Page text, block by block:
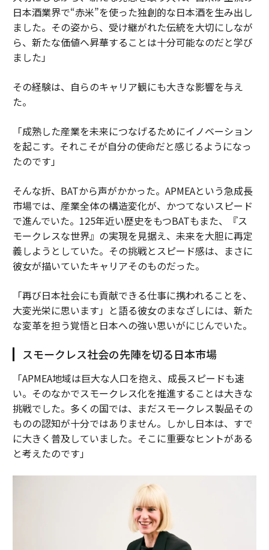
日本酒業界で“赤米”を使った独創的な日本酒を生み出し
ました。その姿から、受け継がれた伝統を大切にしなが
ら、新たな価値へ昇華することは十分可能なのだと学び
ました」
その経験は、自らのキャリア観にも大きな影響を与え
た。
「成熟した産業を未来につなげるためにイノベーション
を起こす。それこそが自分の使命だと感じるようになっ
たのです」
そんな折、BATから声がかかった。APMEAという急成長
市場では、産業全体の構造変化が、かつてないスピード
で進んでいた。125年近い歴史をもつBATもまた、『ス
モークレスな世界』の実現を見据え、未来を大胆に再定
義しようとしていた。その挑戦とスピード感は、まさに
彼女が描いていたキャリアそのものだった。
「再び日本社会にも貢献できる仕事に携われることを、
大変光栄に思います」と語る彼女のまなざしには、新た
な変革を担う覚悟と日本への強い思いがにじんでいた。
スモークレス社会の先陣を切る日本市場
「APMEA地域は巨大な人口を抱え、成長スピードも速
い。そのなかでスモークレス化を推進することは大きな
挑戦でした。多くの国では、まだスモークレス製品その
ものの認知が十分ではありません。しかし日本は、すで
に大きく普及していました。そこに重要なヒントがある
と考えたのです」